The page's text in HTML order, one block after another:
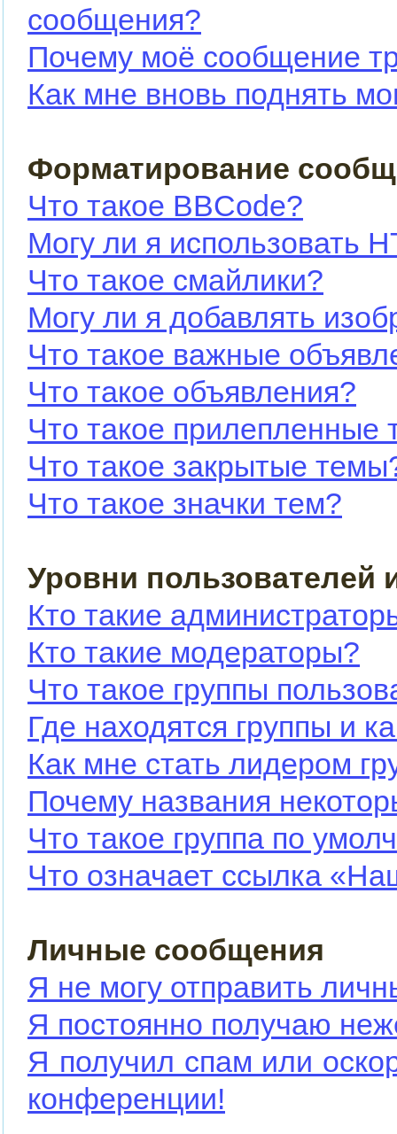
сообщения?
Почему моё сообщение
Как мне вновь поднять
Форматирование
Что такое BBCode?
Могу ли я использовать
Что такое смайлики?
Могу ли я добавлять
Что такое важные
Что такое объявления?
Что такое прилепленные
Что такое закрытые
Что такое значки тем?
Уровни пользователей
Кто такие
Кто такие модераторы?
Что такое группы
Где находятся группы и
Как мне стать лидером
Почему названия
Что такое группа по
Что означает ссылка
Личные сообщения
Я не могу отправить
Я постоянно получаю
Я получил спам или
конференции!